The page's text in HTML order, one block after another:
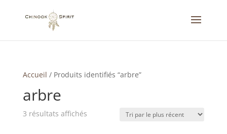
Accueil / Produits identifiés “arbre”
arbre
3 résultats affichésTrié